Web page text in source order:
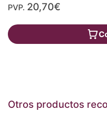
PVP. 20,70€
Otros productos